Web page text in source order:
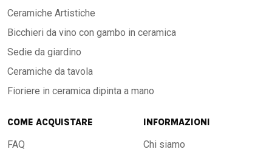
Ceramiche Artistiche
Bicchieri da vino con gambo in ceramica
Sedie da giardino
Ceramiche da tavola
Fioriere in ceramica dipinta a mano
COME ACQUISTARE
FAQ
INFORMAZIONI
Chi siamo